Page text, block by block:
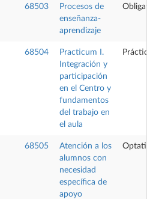
68503
Procesos de
enseñanza-
aprendizaje
68504
Practicum I.
Integración y
participación
en el Centro y
fundamentos
del trabajo en
el aula
68505
Atención a los
alumnos con
necesidad
específica de
apoyo
Optativa